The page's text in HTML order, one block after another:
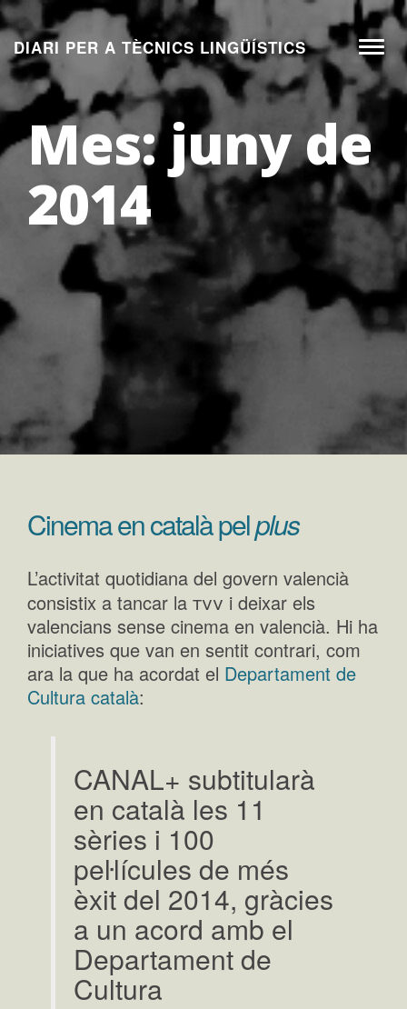
Aneu
al
contingut
DIARI PER A TÈCNICS LINGÜÍSTICS
Mes:juny de
2014
Cinema en català pelplus
L’activitat quotidiana del govern valencià
consistix a tancar la tvv i deixar els
valencians sense cinema en valencià. Hi ha
iniciatives que van en sentit contrari, com
ara la que ha acordat el Departament de
Cultura català:
CANAL+ subtitularà
en català les 11
sèries i 100
peŀlícules de més
èxit del 2014, gràcies
a un acord amb el
Departament de
Cultura